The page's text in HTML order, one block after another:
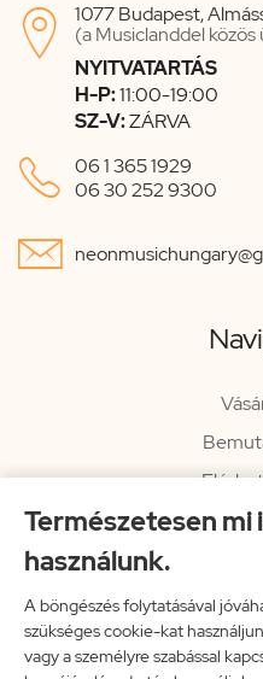
Természetesen
használunk.
A böngészés folytatásával
szükséges cookie-kat
vagy a személyre szabással

1077 Budapest,
(a Musiclanddel
NYITVATARTÁS
H-P:11:00-19:00
SZ-V:ZÁRVA
 06 1 365 1929
06 30 252 9300

Vissza